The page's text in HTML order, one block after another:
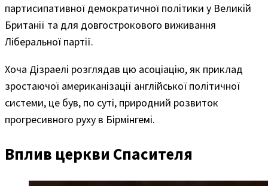
партисипативної демократичної політики у Великій
Британії та для довгострокового виживання
Ліберальної партії.
Хоча Дізраелі розглядав цю асоціацію, як приклад
зростаючої американізації англійської політичної
системи, це був, по суті, природний розвиток
прогресивного руху в Бірмінгемі.
Вплив церкви Спасителя